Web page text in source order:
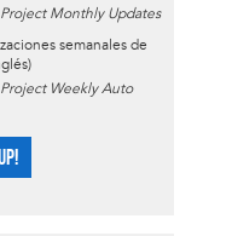
Monthly Updates
semanales de
Weekly Auto